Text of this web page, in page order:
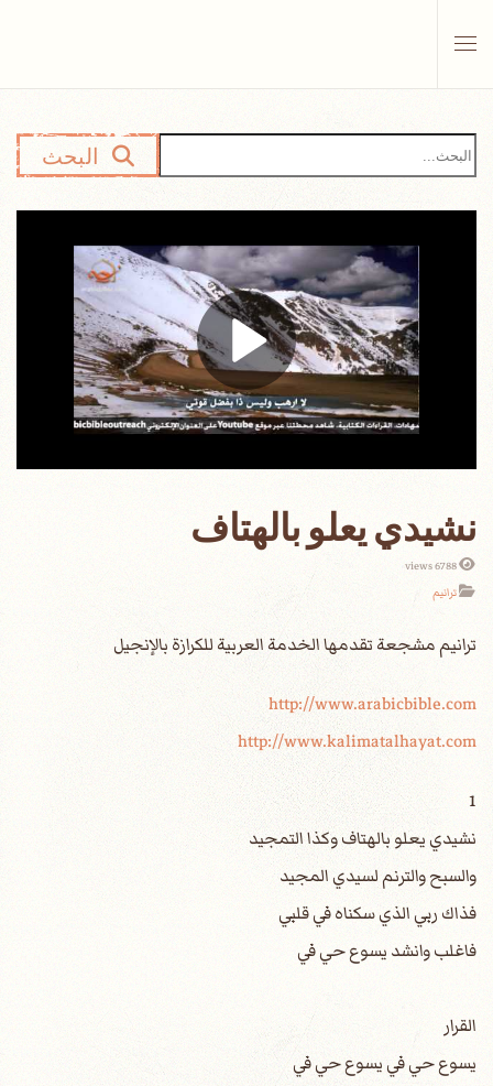
البحث
نشيدي يعلو بالهتاف
6788 views
ترانيم
http://www.arabicbible.com
http://www.kalimatalhayat.com
1
نشيدي يعلو بالهتاف وكذا التمجيد
والسبح والترنم لسيدي المجيد
فذاك ربي الذي سكناه في قلبي
فاغلب وانشد يسوع حي في
القرار
يسوع حي في يسوع حي في